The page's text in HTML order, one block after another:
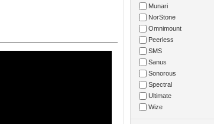
Munari
NorStone
Omnimount
Peerless
SMS
Sanus
Sonorous
Spectral
Ultimate
Wize